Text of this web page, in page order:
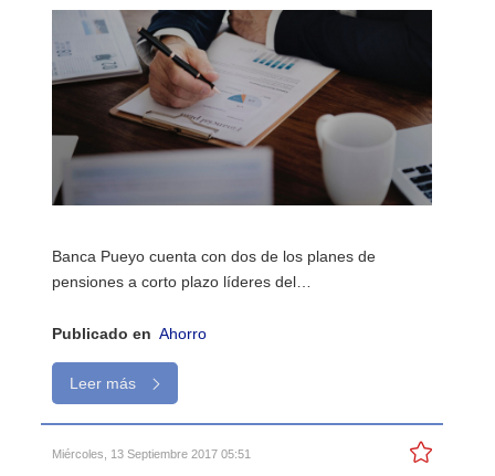
Banca Pueyo cuenta con dos de los planes de
pensiones a corto plazo líderes del…
Publicado en Ahorro
Leer más
Miércoles, 13 Septiembre 2017 05:51